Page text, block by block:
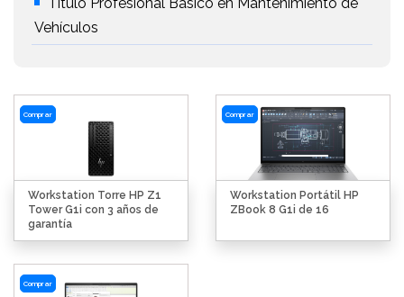
Vehículos
Comprar
Workstation Torre HP Z1
Tower G1i con 3 años de
garantía
Comprar
Workstation Portátil HP
ZBook 8 G1i de 16
Comprar